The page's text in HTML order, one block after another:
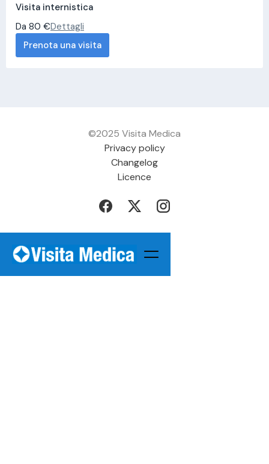
Visita internistica
Da 80 €Dettagli
Prenota una visita
©2025 Visita Medica
Privacy policy
Changelog
Licence